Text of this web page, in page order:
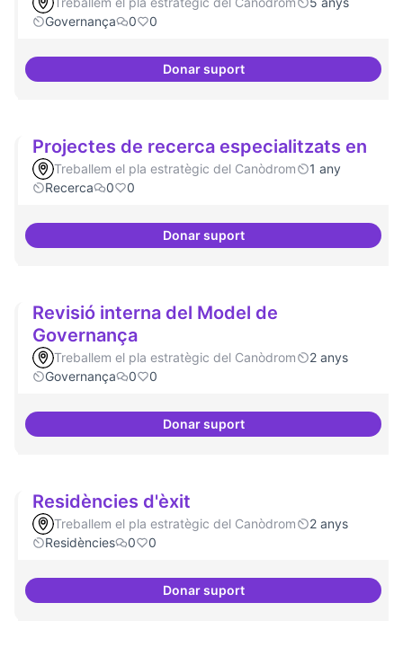
Governança
0 0
Donar suportGovernança oberta i multinivell
Projectes de recerca especialitzats en
Treballem el pla estratègic del Canòdrom
1 any
Recerca
0 0
Donar suportProjectes de recerca
Revisió interna del Model de
Governança
Treballem el pla estratègic del Canòdrom
2 anys
Governança
0 0
Donar suportRevisió interna del Model de
Residències d'èxit
Treballem el pla estratègic del Canòdrom
2 anys
Residències
0 0
Donar suportResidències d'èxit